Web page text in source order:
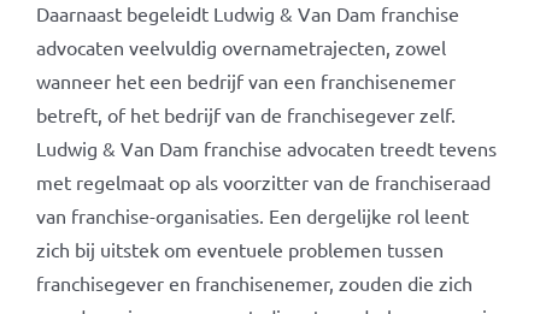
Daarnaast begeleidt Ludwig & Van Dam franchise
advocaten veelvuldig overnametrajecten, zowel
wanneer het een bedrijf van een franchisenemer
betreft, of het bedrijf van de franchisegever zelf.
Ludwig & Van Dam franchise advocaten treedt tevens
met regelmaat op als voorzitter van de franchiseraad
van franchise-organisaties. Een dergelijke rol leent
zich bij uitstek om eventuele problemen tussen
franchisegever en franchisenemer, zouden die zich